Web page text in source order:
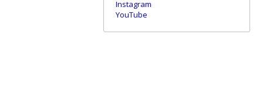
Instagram
YouTube